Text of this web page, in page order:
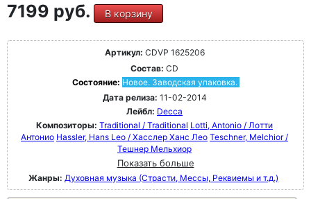
7199 руб. В корзину
Артикул: CDVP 1625206
Состав: CD
Состояние: Новое. Заводская упаковка.
Дата релиза: 11-02-2014
Лейбл: Decca
Композиторы: Traditional / Traditional Lotti, Antonio / Лотти
Антонио Hassler, Hans Leo / Хасслер Ханс Лео Teschner, Melchior /
Тешнер Мельхиор
Показать больше
Жанры: Духовная музыка (Страсти, Мессы, Реквиемы и т.д.)